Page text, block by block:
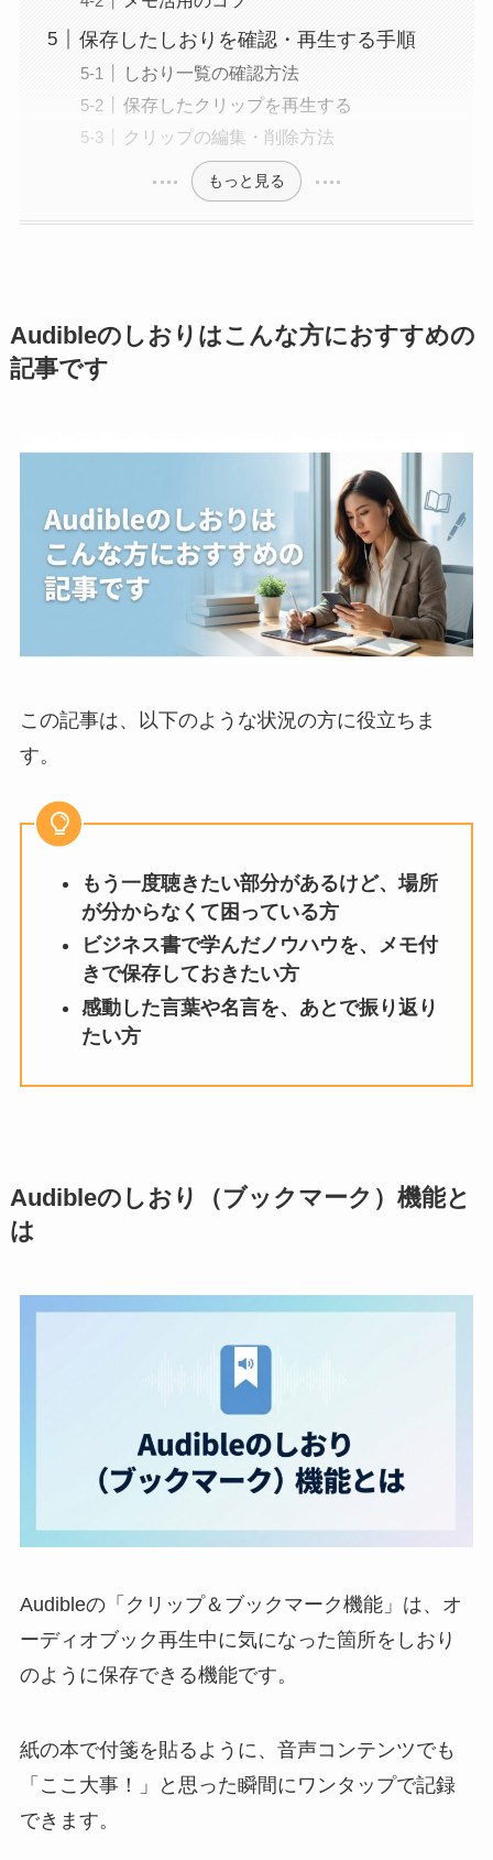
保存したしおりを確認・再生する手順
しおり一覧の確認方法
保存したクリップを再生する
クリップの編集・削除方法
もっと見る
Audibleのしおりはこんな方におすすめの
記事です
この記事は、以下のような状況の方に役立ちま
す。
もう一度聴きたい部分があるけど、場所
が分からなくて困っている方
ビジネス書で学んだノウハウを、メモ付
きで保存しておきたい方
感動した言葉や名言を、あとで振り返り
たい方
Audibleのしおり（ブックマーク）機能と
は
Audibleの「クリップ＆ブックマーク機能」は、オ
ーディオブック再生中に気になった箇所をしおり
のように保存できる機能です。
紙の本で付箋を貼るように、音声コンテンツでも
「ここ大事！」と思った瞬間にワンタップで記録
できます。